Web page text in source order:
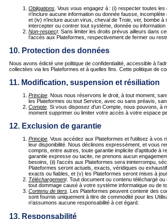
Obligations . Vous vous engagez à : (i) respecter toutes
n'inclure aucune information ou donnée fausse,
et (iv) n'inclure aucun virus, cheval de Troie, ver, bombe
intercepter ou contrer tout système, donnée ou information
Non-respect. Sans limiter les droits prévus ailleurs dans
l’accès aux Plateformes, respectivement de fermer ou
10. Protection des données
Nous avons édicté une politique de confidentialité, accessible à
collectées via les Plateformes et à quelles fins. Cette politique de
11. Modification, suspension et résiliation
Principe . Nous nous réservons le droit, à tout moment,
les Plateformes ou tout Service, avec ou sans préavis,
Compte . Si vous disposez d'un Compte, nous pouvons,
moment supprimer ou limiter votre accès à votre espace
12. Exclusion de garantie
Principe Vous accédez aux Plateformes et l'utilisez à vos
leur disponibilité. Nous déclinons expressément, et vous
compris, entre autres, toute garantie implicite d'aptitude à
garantie expresse ou tacite, ne prenons aucun
besoins, (ii) l'accès aux Plateformes sera ininterrompu,
Plateformes seront actuels, exacts, véridiques ou
exacts ou fiables, et (v) les Plateformes seront mises à
Téléchargement. Tout document ou contenu téléchargé
tout dommage causé à votre système informatique ou de
Contenu de tiers . Les Plateformes peuvent contenir des
sont fournis uniquement à titre de commodité pour les
n'assumons aucune responsabilité à cet égard.
13. Responsabilité